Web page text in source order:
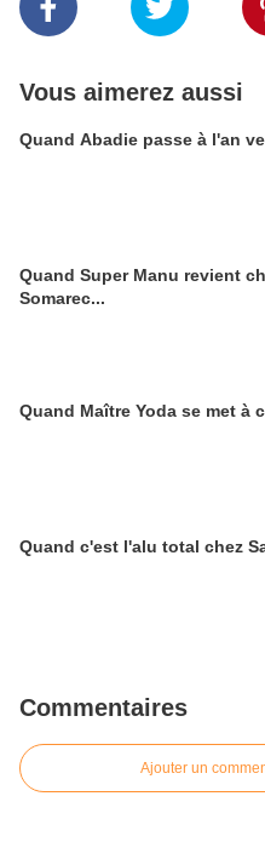
Vous aimerez aussi
Quand Abadie passe à l'an
Quand Super Manu revient
Somarec...
Quand Maître Yoda se met à
Quand c'est l'alu total chez
Commentaires
Ajouter un